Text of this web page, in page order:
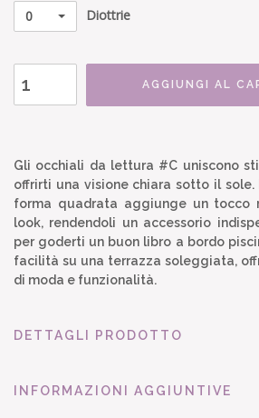
0 Diottrie
AGGIUNGI AL
Gli occhiali da lettura #C uniscono
offrirti una visione chiara sotto il
forma quadrata aggiunge un tocco
look, rendendoli un accessorio
per goderti un buon libro a bordo
facilità su una terrazza soleggiata,
di moda e funzionalità.
DETTAGLI PRODOTTO
INFORMAZIONI AGGIUNTIVE